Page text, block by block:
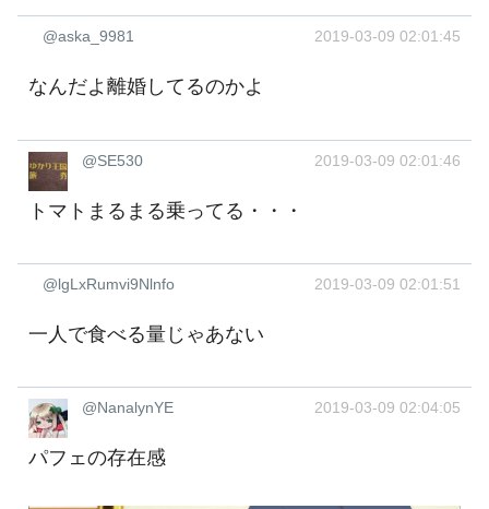
@aska_9981 2019-03-09 02:01:45
なんだよ離婚してるのかよ
@SE530 2019-03-09 02:01:46
トマトまるまる乗ってる・・・
@lgLxRumvi9Nlnfo 2019-03-09 02:01:51
一人で食べる量じゃあない
@NanalynYE 2019-03-09 02:04:05
パフェの存在感